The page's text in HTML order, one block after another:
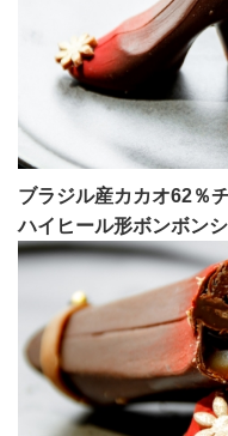
ブラジル産カカオ62％
ハイヒール形ボンボン